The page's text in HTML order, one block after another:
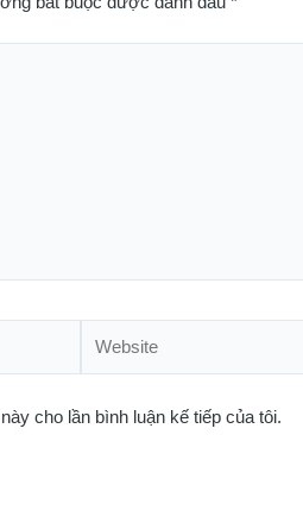
cho lần bình luận kế tiếp của tôi.